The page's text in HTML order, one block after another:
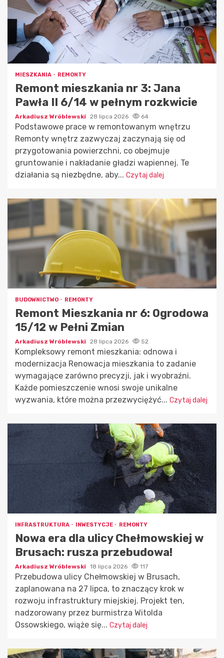
MIESZKANIA REMONTY
Remont mieszkania nr 3: Jana
Pawła II 6/14 w pełnym rozkwicie
Arkadiusz Wróblewski 28 lipca 2026 64
Podstawowe prace w remontowanym wnętrzu
Remonty wnętrz zazwyczaj zaczynają się od
przygotowania powierzchni, co obejmuje
gruntowanie i nakładanie gładzi wapiennej. Te
działania są niezbędne, aby... Czytaj dalej
BUDOWNICTWO REMONTY
Remont Mieszkania nr 6: Ogrodowa
15/12 w Pełni Zmian
Arkadiusz Wróblewski 28 lipca 2026 52
Kompleksowy remont mieszkania: odnowa i
modernizacja Renowacja mieszkania to zadanie
wymagające zarówno precyzji, jak i wyobraźni.
Każde pomieszczenie wnosi swoje unikalne
wyzwania, które można przezwyciężyć... Czytaj dalej
INFRASTRUKTURA INWESTYCJE REMONTY
Nowa era dla ulicy Chełmowskiej w
Brusach: rusza przebudowa!
Arkadiusz Wróblewski 18 lipca 2026 117
Przebudowa ulicy Chełmowskiej w Brusach,
zaplanowana na 27 lipca, to znaczący krok w
rozwoju infrastruktury miejskiej. Projekt ten,
nadzorowany przez burmistrza Witolda
Ossowskiego, wiąże się... Czytaj dalej